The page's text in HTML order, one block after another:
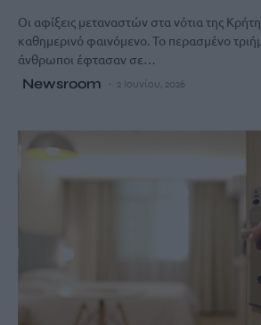
Οι αφίξεις μεταναστών στα νότια της
καθημερινό φαινόμενο. Το περασμένο
άνθρωποι έφτασαν σε…
Newsroom 2 Ιουνίου, 2026